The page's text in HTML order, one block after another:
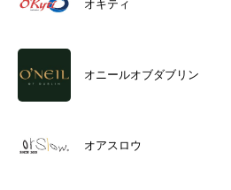
オキティ
オニールオブダブリン
オアスロウ